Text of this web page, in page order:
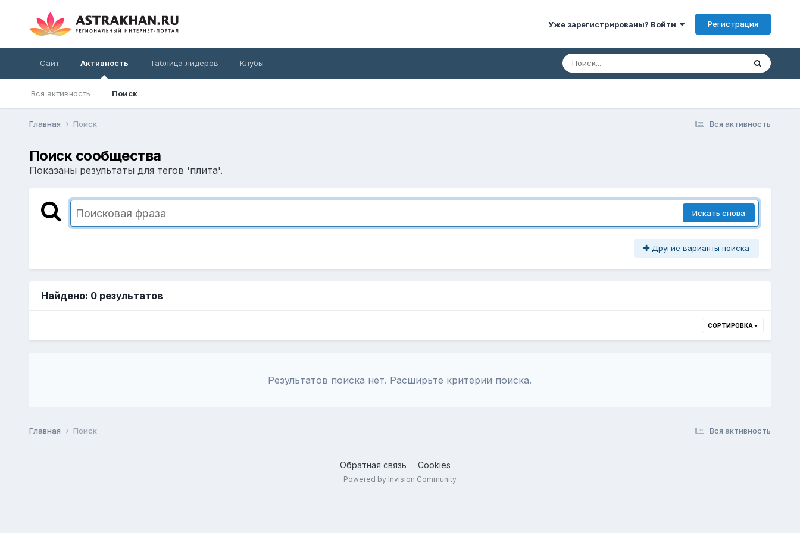
Уже зарегистрированы? Войти Регистрация
Сайт Активность
Вся активность Поиск
Таблица лидеров Клубы
Вся активность
Главная Поиск
Поиск сообщества
Показаны результаты для тегов 'плита'.
Искать снова
Другие варианты поиска
Найдено: 0 результатов
СОРТИРОВКА
Результатов поиска нет. Расширьте критерии поиска.
Вся активность
Главная Поиск
Обратная связь Cookies
Powered by Invision Community